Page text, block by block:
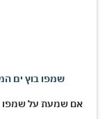
שמפו בוץ ים
אם שמעת על שמפו בוץ